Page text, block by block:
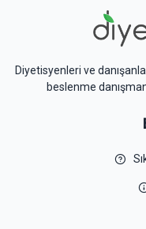
Diyetisyenleri ve
beslenme